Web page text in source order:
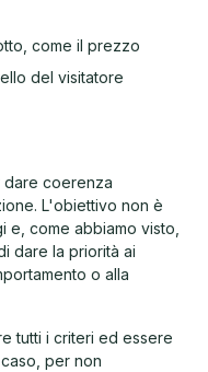
come il prezzo
del visitatore
dare coerenza
L'obiettivo non è
e, come abbiamo visto,
dare la priorità ai
o alla
tutti i criteri ed essere
per non